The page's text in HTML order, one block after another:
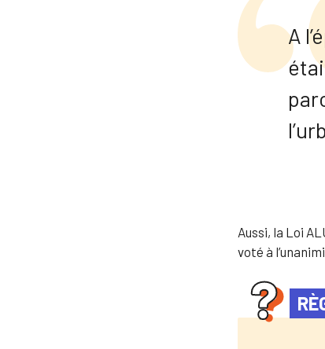
A
Aussi, la Loi
voté à